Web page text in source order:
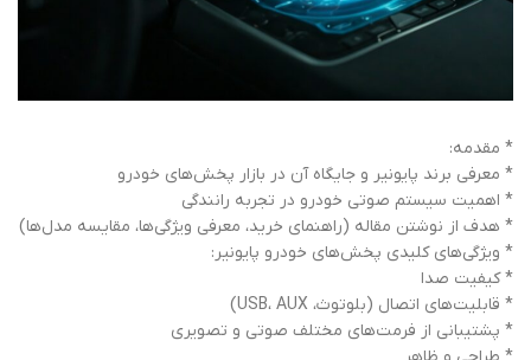
* مقدمه:
* معرفی برند پایونیر و جایگاه آن در بازار پخش‌های خودرو
* اهمیت سیستم صوتی خودرو در تجربه رانندگی
* هدف از نوشتن مقاله (راهنمای خرید، معرفی ویژگی‌ها، مقایسه مدل‌ها)
* ویژگی‌های کلیدی پخش‌های خودرو پایونیر:
* کیفیت صدا
* قابلیت‌های اتصال (بلوتوث، USB، AUX)
* پشتیبانی از فرمت‌های مختلف صوتی و تصویری